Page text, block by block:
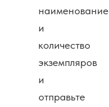
наименование
и
количество
экземпляров
и
отправьте